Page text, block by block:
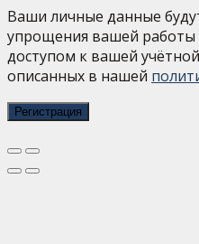
Ваши личные данные
упрощения вашей работы
доступом к вашей
описанных в нашей
Регистрация